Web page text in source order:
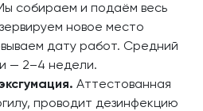
собираем и подаём весь
новое место
дату работ. Средний
— 2–4 недели.
Аттестованная
проводит дезинфекцию